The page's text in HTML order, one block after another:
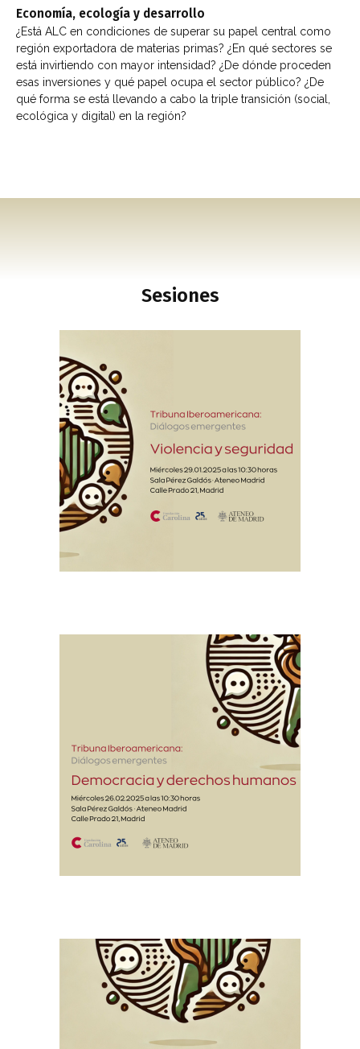
Economía, ecología y desarrollo
¿Está ALC en condiciones de superar su papel central como
región exportadora de materias primas? ¿En qué sectores se
está invirtiendo con mayor intensidad? ¿De dónde proceden
esas inversiones y qué papel ocupa el sector público? ¿De
qué forma se está llevando a cabo la triple transición (social,
ecológica y digital) en la región?
Sesiones